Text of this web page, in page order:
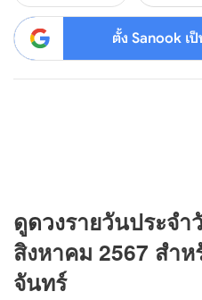
ตั้ง Sanook เ
ดูดวงรายวันประจ
สิงหาคม 2567 สำ
จันทร์